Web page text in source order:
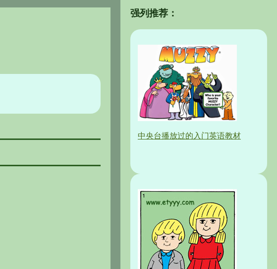
强列推荐：
中央台播放过的入门英语教材